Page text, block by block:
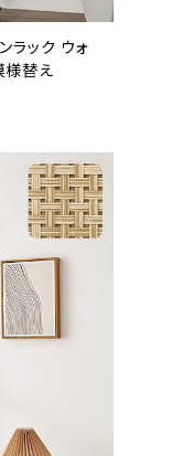
ラック ウォ
様替え